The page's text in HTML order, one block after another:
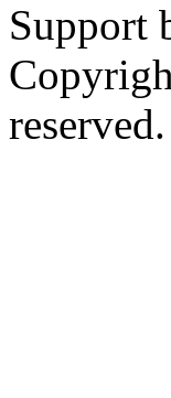
Support
reserved.